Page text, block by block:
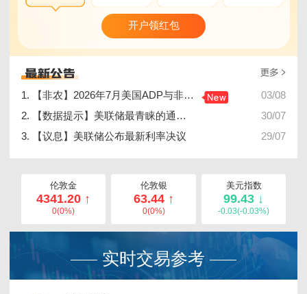
开户领红包
1. 【非农】2026年7月美国ADP与非农就业人数公布安排
03/08
2. 【数据提示】美联储最青睐的通胀指标公布
30/07
3. 【议息】美联储公布最新利率决议
29/07
伦敦金
4341.20 ↑
0(0%)
伦敦银
63.44 ↑
0(0%)
美元指数
99.43 ↓
-0.03(-0.03%)
实时交易参考